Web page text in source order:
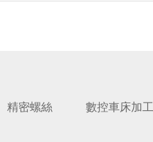
精密螺絲 數控車床加工